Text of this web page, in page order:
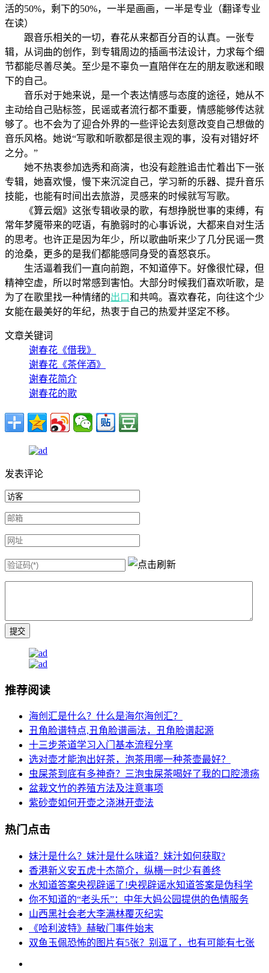
活的50%，剩下的50%，一半是画画，一半是专业（翻译专业
在读）
跟音乐相关的一切，春花从来都百分百的认真。一张专
辑，从词曲的创作，到专辑周边的插画书法设计，力求每个细
节都能尽善尽美。至少是不辜负一直陪伴在左的朋友歌迷和眼
下的自己。
音乐对于她来说，是一个表达情感与态度的途径，她从不
主动给自己贴标签，民谣或者流行都不重要，情感能够传达就
够了。也不会为了迎合外界的一些评论去刻意改变自己想做的
音乐风格。她说“写歌和听歌都是很主观的事，没有对错好坏
之分。”
她不热衷参加选秀和商演，也没有趁胜追击忙着出下一张
专辑，她喜欢慢，慢下来沉淀自己，学习新的乐器、提升音乐
技能，也能有时间出去旅游，灵感来的时候就写写歌。
《算云烟》这张专辑收录的歌，有想挣脱世事的束缚，有
常年梦魇带来的呓语，有脆弱时的心事诉说，大都来自对生活
的思考。也许正是因为年少，所以歌曲听来少了几分民谣一贯
的沧桑，更多的是我们都能感同身受的喜怒哀乐。
生活逼着我们一直向前跑，不知道停下。好像很忙碌，但
精神空虚，所以时常感到害怕。大部分时候我们喜欢听歌，是
为了在歌里找一种情绪的出口和共鸣。喜欢春花，向往这个少
女能在最美好的年纪，热衷于自己的热爱并坚定不移。
文章关键词
谢春花《借我》
谢春花《茶伴酒》
谢春花简介
谢春花的歌
发表评论
推荐阅读
海创汇是什么？什么是海尔海创汇？
丑角脸谱特点,丑角脸谱画法，丑角脸谱起源
十三步茶道学习入门基本流程分享
选对壶才能泡出好茶，泡茶用哪一种茶壶最好？
虫屎茶到底有多神奇？三泡虫屎茶喝好了我的口腔溃疡
盆栽文竹的养殖方法及注意事项
紫砂壶如何开壶之浇淋开壶法
热门点击
妹汁是什么？妹汁是什么味道？妹汁如何获取?
香港新义安五虎十杰简介，纵横一时少有善终
水知道答案央视辟谣了!央视辟谣水知道答案是伪科学
你不知道的“老头乐”：中年大妈公园提供的色情服务
山西黑社会老大李满林覆灭纪实
《哈利波特》赫敏门事件始末
双鱼玉佩恐怖的图片有5张？别逗了，也有可能有七张